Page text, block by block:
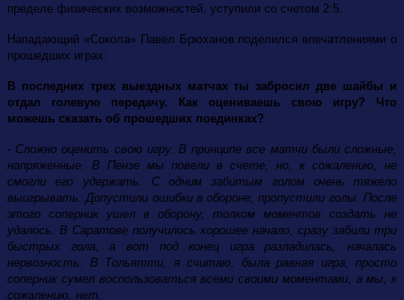
пределе физических возможностей, уступили со счетом 2:5.
Нападающий «Сокола» Павел Брюханов поделился впечатлениями о
прошедших играх:
В последних трех выездных матчах ты забросил две шайбы и
отдал голевую передачу. Как оцениваешь свою игру? Что
можешь сказать об прошедших поединках?
- Сложно оценить свою игру. В принципе все матчи были сложные,
напряженные. В Пензе мы повели в счете, но, к сожалению, не
смогли его удержать. С одним забитым голом очень тяжело
выигрывать. Допустили ошибки в обороне, пропустили голы. После
этого соперник ушел в оборону, толком моментов создать не
удалось. В Саратове получилось хорошее начало, сразу забили три
быстрых гола, а вот под конец игра разладилась, началась
нервозность. В Тольятти, я считаю, была равная игра, просто
соперник сумел воспользоваться всеми своими моментами, а мы, к
сожалению, нет.